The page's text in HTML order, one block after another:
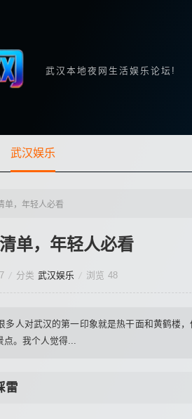
武汉本地夜网生活娱乐论坛!
武汉娱乐
单，年轻人必看
单，年轻人必看
分类 武汉娱乐 浏览 48
多人对武汉的第一印象就是热干面和黄鹤楼
点。我个人觉得...
雷